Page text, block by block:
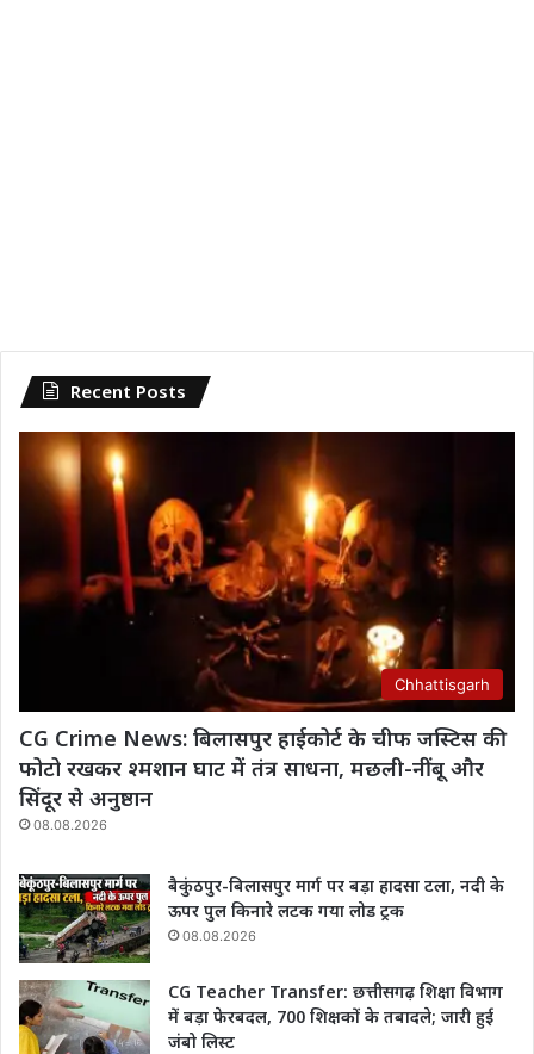
Recent Posts
Chhattisgarh
CG Crime News: बिलासपुर हाईकोर्ट के चीफ जस्टिस की
फोटो रखकर श्मशान घाट में तंत्र साधना, मछली-नींबू और
सिंदूर से अनुष्ठान
08.08.2026
बैकुंठपुर-बिलासपुर मार्ग पर बड़ा हादसा टला, नदी के
ऊपर पुल किनारे लटक गया लोड ट्रक
08.08.2026
CG Teacher Transfer: छत्तीसगढ़ शिक्षा विभाग
में बड़ा फेरबदल, 700 शिक्षकों के तबादले; जारी हुई
जंबो लिस्ट